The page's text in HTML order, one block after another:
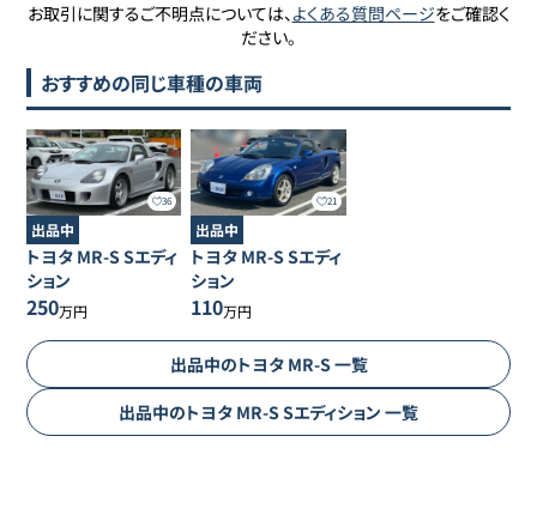
お取引に関するご不明点については、よくある質問ページをご確認く
ださい。
おすすめの同じ車種の車両
36
出品中
トヨタ MR-SSエディ
ション
250万円
21
出品中
トヨタ MR-SSエディ
ション
110万円
出品中のトヨタ MR-S一覧
出品中のトヨタ MR-SSエディション 一覧